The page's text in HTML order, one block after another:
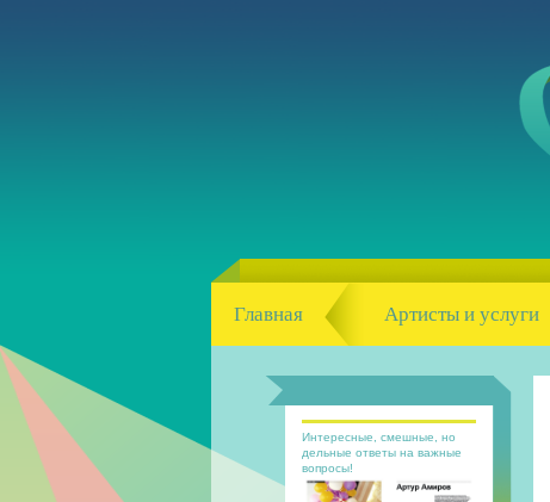
Главная Артисты и услуги
Интересные, смешные, но
дельные ответы на важные
вопросы!